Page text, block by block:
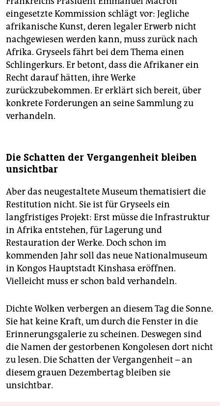
eingesetzte Kommission schlägt vor: Jegliche
afrikanische Kunst, deren legaler Erwerb nicht
nachgewiesen werden kann, muss zurück nach
Afrika. Gryseels fährt bei dem Thema einen
Schlingerkurs. Er betont, dass die Afrikaner ein
Recht darauf hätten, ihre Werke
zurückzubekommen. Er erklärt sich bereit, über
konkrete Forderungen an seine Sammlung zu
verhandeln.
Die Schatten der Vergangenheit bleiben
unsichtbar
Aber das neugestaltete Museum thematisiert die
Restitution nicht. Sie ist für Gryseels ein
langfristiges Projekt: Erst müsse die Infrastruktur
in Afrika entstehen, für Lagerung und
Restauration der Werke. Doch schon im
kommenden Jahr soll das neue Nationalmuseum
in Kongos Hauptstadt Kinshasa eröffnen.
Vielleicht muss er schon bald verhandeln.
Dichte Wolken verbergen an diesem Tag die Sonne.
Sie hat keine Kraft, um durch die Fenster in die
Erinnerungsgalerie zu scheinen. Deswegen sind
die Namen der gestorbenen Kongolesen dort nicht
zu lesen. Die Schatten der Vergangenheit – an
diesem grauen Dezembertag bleiben sie
unsichtbar.